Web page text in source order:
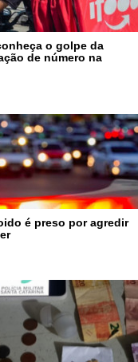
o golpe da
de número na
é preso por agredir